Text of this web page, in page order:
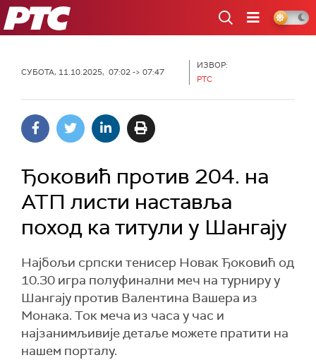
РТС
СУБОТА, 11.10.2025, 07:02 -> 07:47
ИЗВОР:
РТС
Ђоковић против 204. на
АТП листи наставља
поход ка титули у Шангају
Најбољи српски тенисер Новак Ђоковић од
10.30 игра полуфинални меч на турниру у
Шангају против Валентина Вашера из
Монака. Ток меча из часа у час и
најзанимљивије детаље можете пратити на
нашем порталу.